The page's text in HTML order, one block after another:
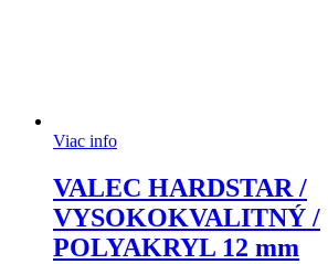
Viac info
VALEC HARDSTAR /
VYSOKOKVALITNÝ /
POLYAKRYL 12 mm